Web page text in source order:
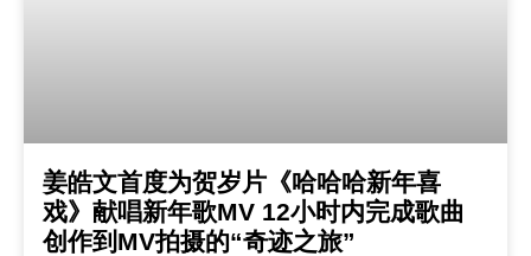
姜皓文首度为贺岁片《哈哈哈新年喜
戏》献唱新年歌MV 12小时内完成歌曲
创作到MV拍摄的“奇迹之旅”